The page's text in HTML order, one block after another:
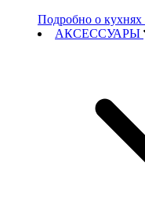
Подробно о кухнях
АКСЕССУАРЫ